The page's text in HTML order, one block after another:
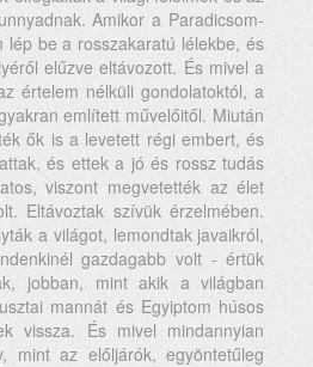
Amikor a Paradicsom-
be a rosszakaratú lélekbe, és
elűzve eltávozott. És mivel a
értelem nélküli gondolatoktól, a
említett művelőitől. Miután
ők is a levetett régi embert, és
és ettek a jó és rossz tudás
viszont megvetették az élet
Eltávoztak szívük érzelmében.
a világot, lemondtak javaikról,
gazdagabb volt - értük
jobban, mint akik a világban
mannát és Egyiptom húsos
vissza. És mivel mindannyian
mint az előljárók, egyöntetűleg